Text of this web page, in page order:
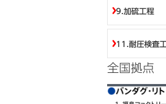
9.加硫工程
11.耐圧検査
全国拠点